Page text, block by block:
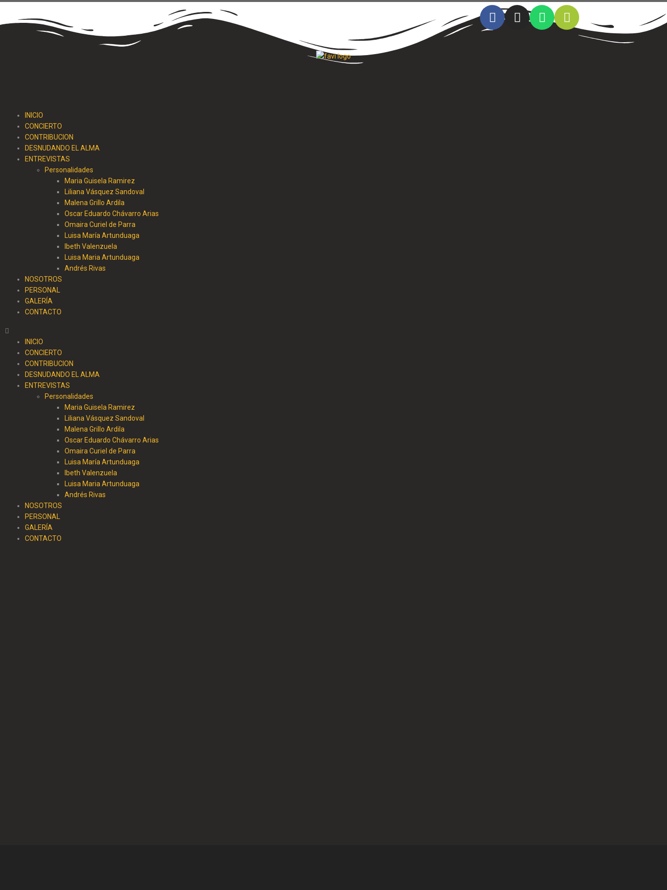
INICIO
CONCIERTO
CONTRIBUCION
DESNUDANDO EL ALMA
ENTREVISTAS
Personalidades
Maria Guisela Ramirez
Liliana Vásquez Sandoval
Malena Grillo Ardila
Oscar Eduardo Chávarro Arias
Omaira Curiel de Parra
Luisa María Artunduaga
Ibeth Valenzuela
Luisa Maria Artunduaga
Andrés Rivas
NOSOTROS
PERSONAL
GALERÍA
CONTACTO
INICIO
CONCIERTO
CONTRIBUCION
DESNUDANDO EL ALMA
ENTREVISTAS
Personalidades
Maria Guisela Ramirez
Liliana Vásquez Sandoval
Malena Grillo Ardila
Oscar Eduardo Chávarro Arias
Omaira Curiel de Parra
Luisa María Artunduaga
Ibeth Valenzuela
Luisa Maria Artunduaga
Andrés Rivas
NOSOTROS
PERSONAL
GALERÍA
CONTACTO